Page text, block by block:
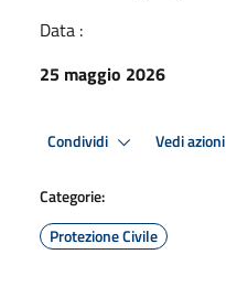
Data :
25 maggio 2026
Condividi Vedi azioni
Categorie:
Protezione Civile